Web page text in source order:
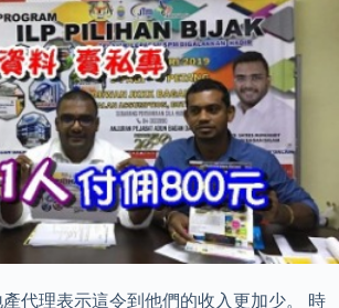
代理表示這令到他們的收入更加少。 時